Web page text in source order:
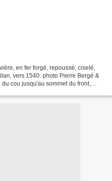
en fer forgé, repoussé, ciselé,
vers 1540. photo Pierre Bergé &
cou jusqu'au sommet du front,